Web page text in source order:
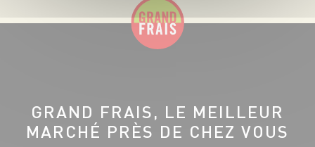
GRAND FRAIS, LE MEILLEUR
MARCHÉ PRÈS DE CHEZ VOUS